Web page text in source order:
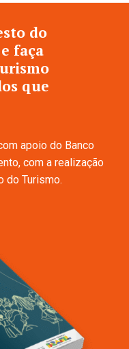
do
faça
que
apoio do Banco
com a realização
do Turismo.